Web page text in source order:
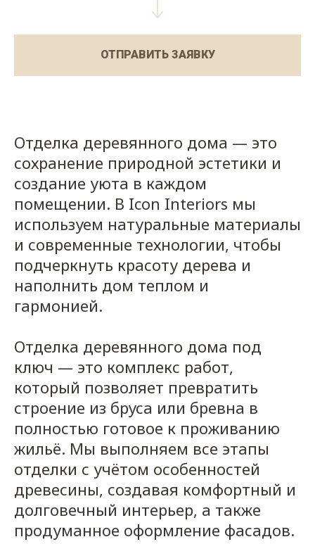
ОТПРАВИТЬ ЗАЯВКУ
Отделка деревянного дома — это
сохранение природной эстетики и
создание уюта в каждом
помещении. В Icon Interiors мы
используем натуральные материалы
и современные технологии, чтобы
подчеркнуть красоту дерева и
наполнить дом теплом и
гармонией.
Отделка деревянного дома под
ключ — это комплекс работ,
который позволяет превратить
строение из бруса или бревна в
полностью готовое к проживанию
жильё. Мы выполняем все этапы
отделки с учётом особенностей
древесины, создавая комфортный и
долговечный интерьер, а также
продуманное оформление фасадов.